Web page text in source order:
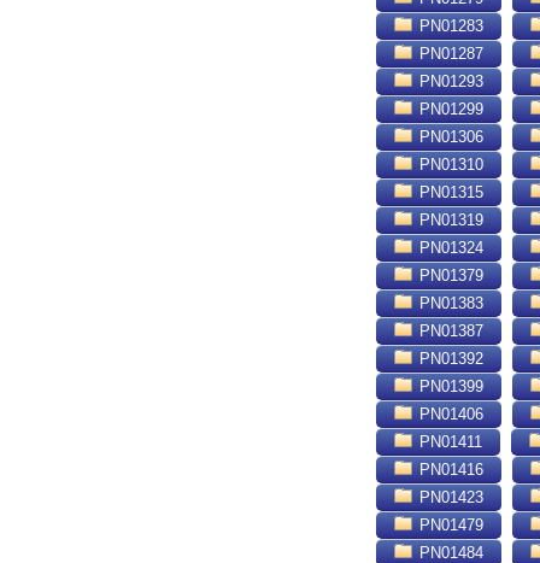
PN01283
PN01287
PN01293
PN01299
PN01306
PN01310
PN01315
PN01319
PN01324
PN01379
PN01383
PN01387
PN01392
PN01399
PN01406
PN01411
PN01416
PN01423
PN01479
PN01484